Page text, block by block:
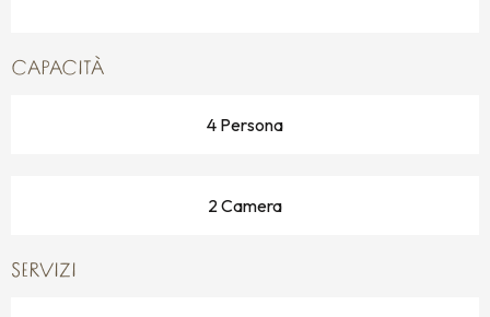
CAPACITÀ
4 Persona
2 Camera
SERVIZI